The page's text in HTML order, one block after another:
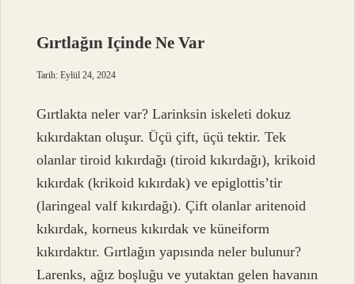
Gırtlağın Içinde Ne Var
Tarih: Eylül 24, 2024
Gırtlakta neler var? Larinksin iskeleti dokuz
kıkırdaktan oluşur. Üçü çift, üçü tektir. Tek
olanlar tiroid kıkırdağı (tiroid kıkırdağı), krikoid
kıkırdak (krikoid kıkırdak) ve epiglottis’tir
(laringeal valf kıkırdağı). Çift olanlar aritenoid
kıkırdak, korneus kıkırdak ve küneiform
kıkırdaktır. Gırtlağın yapısında neler bulunur?
Larenks, ağız boşluğu ve yutaktan gelen havanın